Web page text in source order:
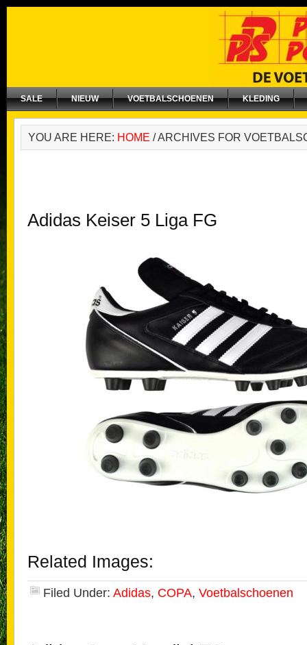
SALE NIEUW VOETBALSCHOENEN KLEDING
YOU ARE HERE: HOME /ARCHIVES FOR
Adidas Keiser 5 Liga FG
Related Images:
Filed Under: Adidas, COPA, Voetbalschoenen